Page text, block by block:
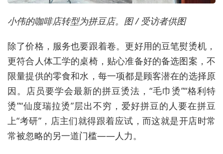
小伟的咖啡店转型为拼豆店。图 / 受访者供图
除了价格，服务也要跟着卷。更好用的豆笔熨烫机，
更符合人体工学的桌椅，贴心准备好的备选图案，不
限量提供的零食和水，每一项都是顾客潜在的选择原
因。店员要学会最新的拼豆烫法，“毛巾烫”“格利特
烫”“仙度瑞拉烫”层出不穷，爱好拼豆的人要在拼豆
上“考研”，店主们就得跟着应试，而这就是开店时常
常被忽略的另一道门槛——人力。